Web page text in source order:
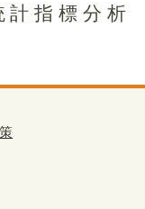
計指標分析